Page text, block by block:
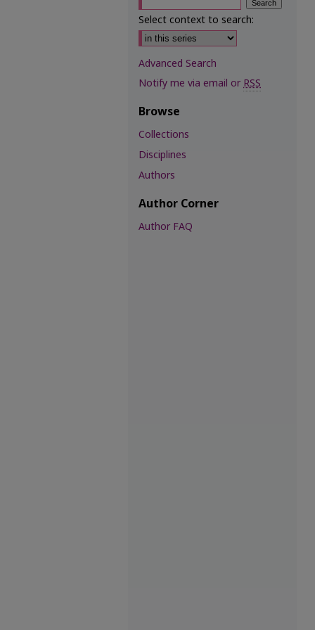
Select context to search:
Advanced Search
Notify me via email orRSS
Browse
Collections
Disciplines
Authors
Author Corner
Author FAQ